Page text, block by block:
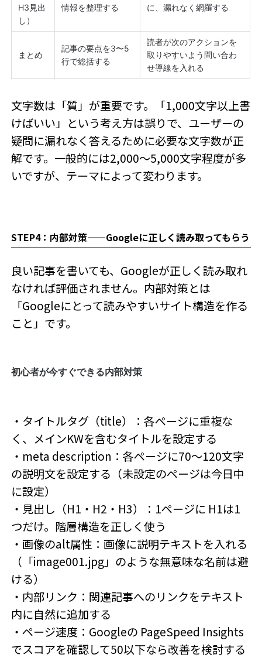
H3見出
し）
情報を整理する
に、漏れなく網羅する
まとめ
記事の要点を3〜5
行で総括する
読者が次のアクションを
取りやすいよう問い合わ
せ導線を入れる
文字数は「質」が重要です。「1,000文字以上書
けばいい」という考え方は誤りで、ユーザーの
疑問に漏れなく答えるために必要な文字数が正
解です。一般的には2,000〜5,000文字程度が多
いですが、テーマによって変わります。
STEP4：内部対策——Googleに正しく読み取ってもらう
良い記事を書いても、Googleが正しく読み取れ
なければ評価されません。内部対策とは
「Googleにとって読みやすいサイト構造を作る
こと」です。
初心者が今すぐできる内部対策
・タイトルタグ（title）：各ページに重複な
く、メインKWを含むタイトルを設定する
・meta description：各ページに70〜120文字
の説明文を設定する（未設定のページは今日中
に設定）
・見出し（H1・H2・H3）：1ページに H1は1
つだけ。階層構造を正しく使う
・画像のalt属性：画像に説明テキストを入れる
（「image001.jpg」のような無意味な名前は避
ける）
・内部リンク：関連記事へのリンクをテキスト
内に自然に追加する
・ページ速度：Googleの PageSpeed Insights
でスコアを確認して50以下なら改善を検討する